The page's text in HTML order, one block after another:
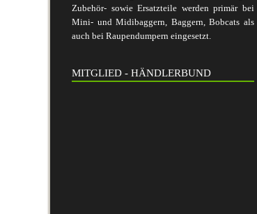
Zubehör- sowie Ersatzteile werden primär bei
Mini- und Midibaggern, Baggern, Bobcats als
auch bei Raupendumpern eingesetzt.
MITGLIED - HÄNDLERBUND